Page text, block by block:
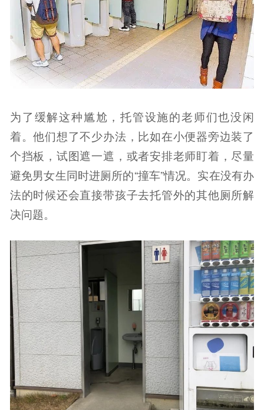
为了缓解这种尴尬，托管设施的老师们也没闲
着。他们想了不少办法，比如在小便器旁边装了
个挡板，试图遮一遮，或者安排老师盯着，尽量
避免男女生同时进厕所的“撞车”情况。实在没有办
法的时候还会直接带孩子去托管外的其他厕所解
决问题。